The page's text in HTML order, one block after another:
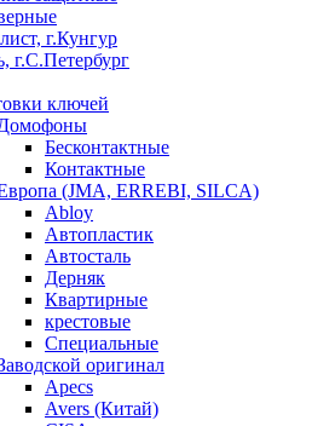
г.Кунгур
г.С.Петербург
ключей
Бесконтактные
Контактные
(JMA, ERREBI, SILCA)
Abloy
Автопластик
Автосталь
Дерняк
Квартирные
крестовые
Специальные
оригинал
Apecs
Avers (Китай)